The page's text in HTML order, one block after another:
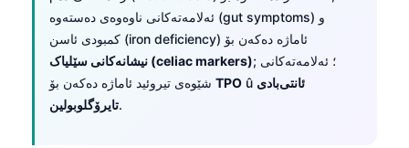
ئەلامەتەکانی ناوەوەی دەستەوە (gut symptoms) و
کمبودی ئاسن (iron deficiency) ئاماژە دەکەن بۆ
نیشانەکانی سێلیاک (celiac markers); ؛ ئەلامەتەکانی
TPO û ئانتی‌بادی
تایرۆگلوبولین.